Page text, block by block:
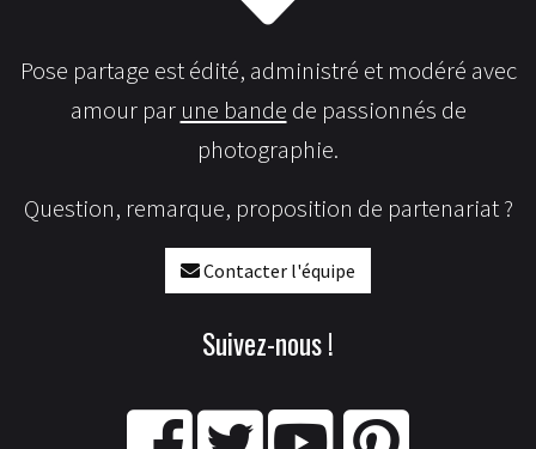
Pose partage est édité, administré et modéré avec
amour par une bande de passionnés de
photographie.
Question, remarque, proposition de partenariat ?
Contacter l'équipe
Suivez-nous !